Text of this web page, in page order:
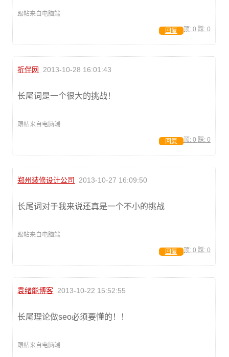
跟帖来自电脑端
顶: 0 踩: 0
回复
折伴网 2013-10-28 16:01:43
长尾词是一个很大的挑战！
跟帖来自电脑端
顶: 0 踩: 0
回复
郑州装修设计公司 2013-10-27 16:09:50
长尾词对于我来说还真是一个不小的挑战
跟帖来自电脑端
顶: 0 踩: 0
回复
袁绪能博客 2013-10-22 15:52:55
长尾理论做seo必须要懂的！！
跟帖来自电脑端